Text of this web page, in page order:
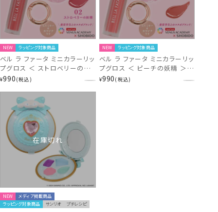
NEW ラッピング対象商品
ベル ラ ファータ ミニカラーリッ
プグロス ＜ ストロベリーの妖
精 ＞ BELL LA FATA VL44079
¥990 税込
NEW ラッピング対象商品
ベル ラ ファータ ミニカラーリッ
プグロス ＜ ピーチの妖精 ＞
BELL LA FATA VL44078
¥990 税込
在庫切れ
NEW
メディア掲載商品
ラッピング対象商品
サンリオ プチレシピ